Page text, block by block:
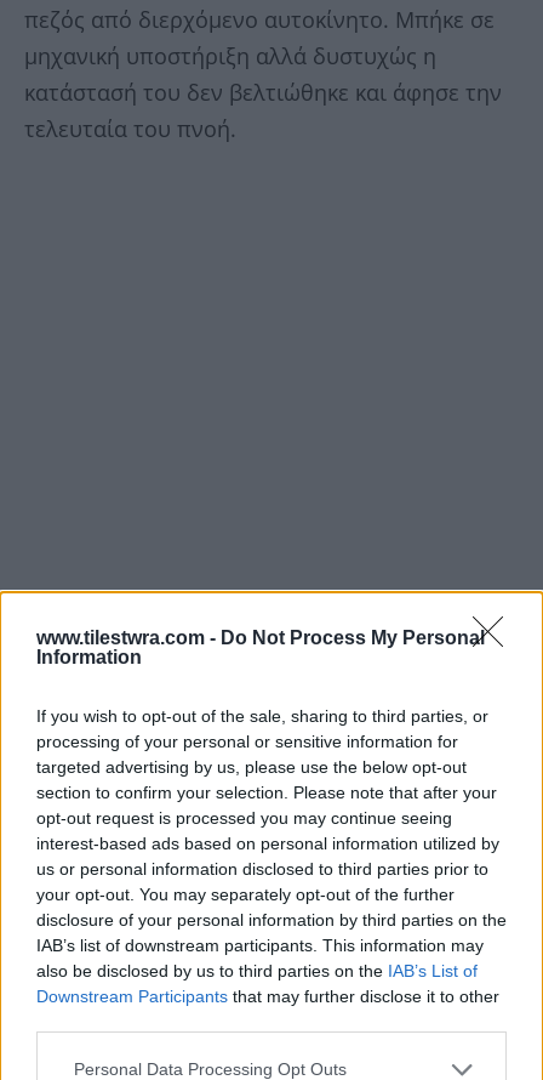
www.tilestwra.com - Do Not Process My Personal
Information
If you wish to opt-out of the sale, sharing to third parties, or
processing of your personal or sensitive information for
targeted advertising by us, please use the below opt-out
section to confirm your selection. Please note that after your
opt-out request is processed you may continue seeing
interest-based ads based on personal information utilized by
us or personal information disclosed to third parties prior to
your opt-out. You may separately opt-out of the further
disclosure of your personal information by third parties on the
IAB’s list of downstream participants. This information may
also be disclosed by us to third parties on the IAB’s List of
Downstream Participants that may further disclose it to other
Personal Data Processing Opt Outs
πεζός από διερχόμενο αυτοκίνητο. Μπήκε σε
μηχανική υποστήριξη αλλά δυστυχώς η
κατάστασή του δεν βελτιώθηκε και άφησε την
τελευταία του πνοή.
Δείτε την ανάρτηση: